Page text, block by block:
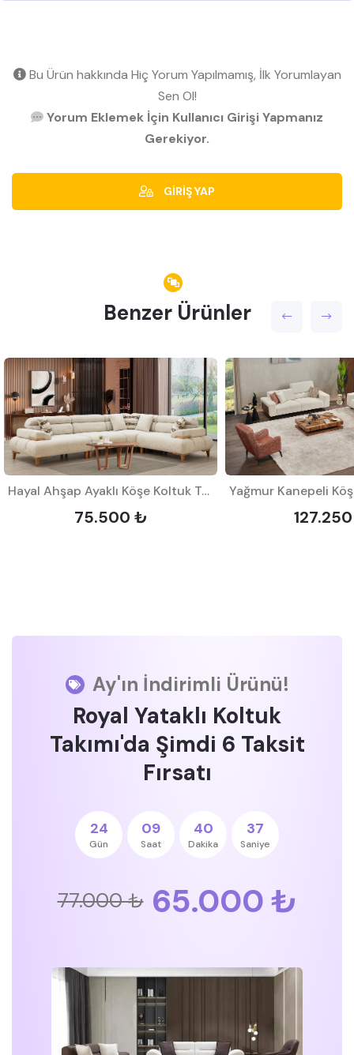
Bu Ürün hakkında Hiç Yorum Yapılmamış, İlk Yorumlayan
Sen Ol!
Yorum Eklemek İçin Kullanıcı Girişi Yapmanız
Gerekiyor.
GİRİŞ YAP
Benzer Ürünler
Hayal Ahşap Ayaklı Köşe Koltuk Takımı
75.500 ₺
Ay'ın İndirimli Ürünü!
Royal Yataklı Koltuk
Takımı'da Şimdi 6 Taksit
Fırsatı
24
Gün
09
Saat
40
Dakika
36
Saniye
77.000 ₺ 65.000 ₺